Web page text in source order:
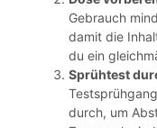
Gebrauch
damit die
du ein
Sprühtest
durch, um